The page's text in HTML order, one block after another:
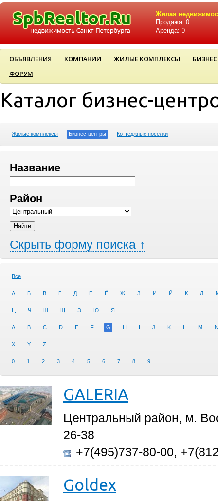
Жилая
Продажа: 0
Аренда: 0
ОБЪЯВЛЕНИЯ КОМПАНИИ ЖИЛЫЕ КОМПЛЕКСЫ
ФОРУМ
Каталог бизнес-
Жилые комплексы Бизнес-центры Коттеджные поселки
Название
Район
Скрыть форму поиска ↑
Все
А Б В Г Д Е Ё Ж З И Й К Л
Ц Ч Ш Щ Э Ю Я
A B C D E F G H I J K L M N
X Y Z
0 1 2 3 4 5 6 7 8 9
GALERIA
Центральный район, м.
26-38
+7(495)737-80-00,
Goldex